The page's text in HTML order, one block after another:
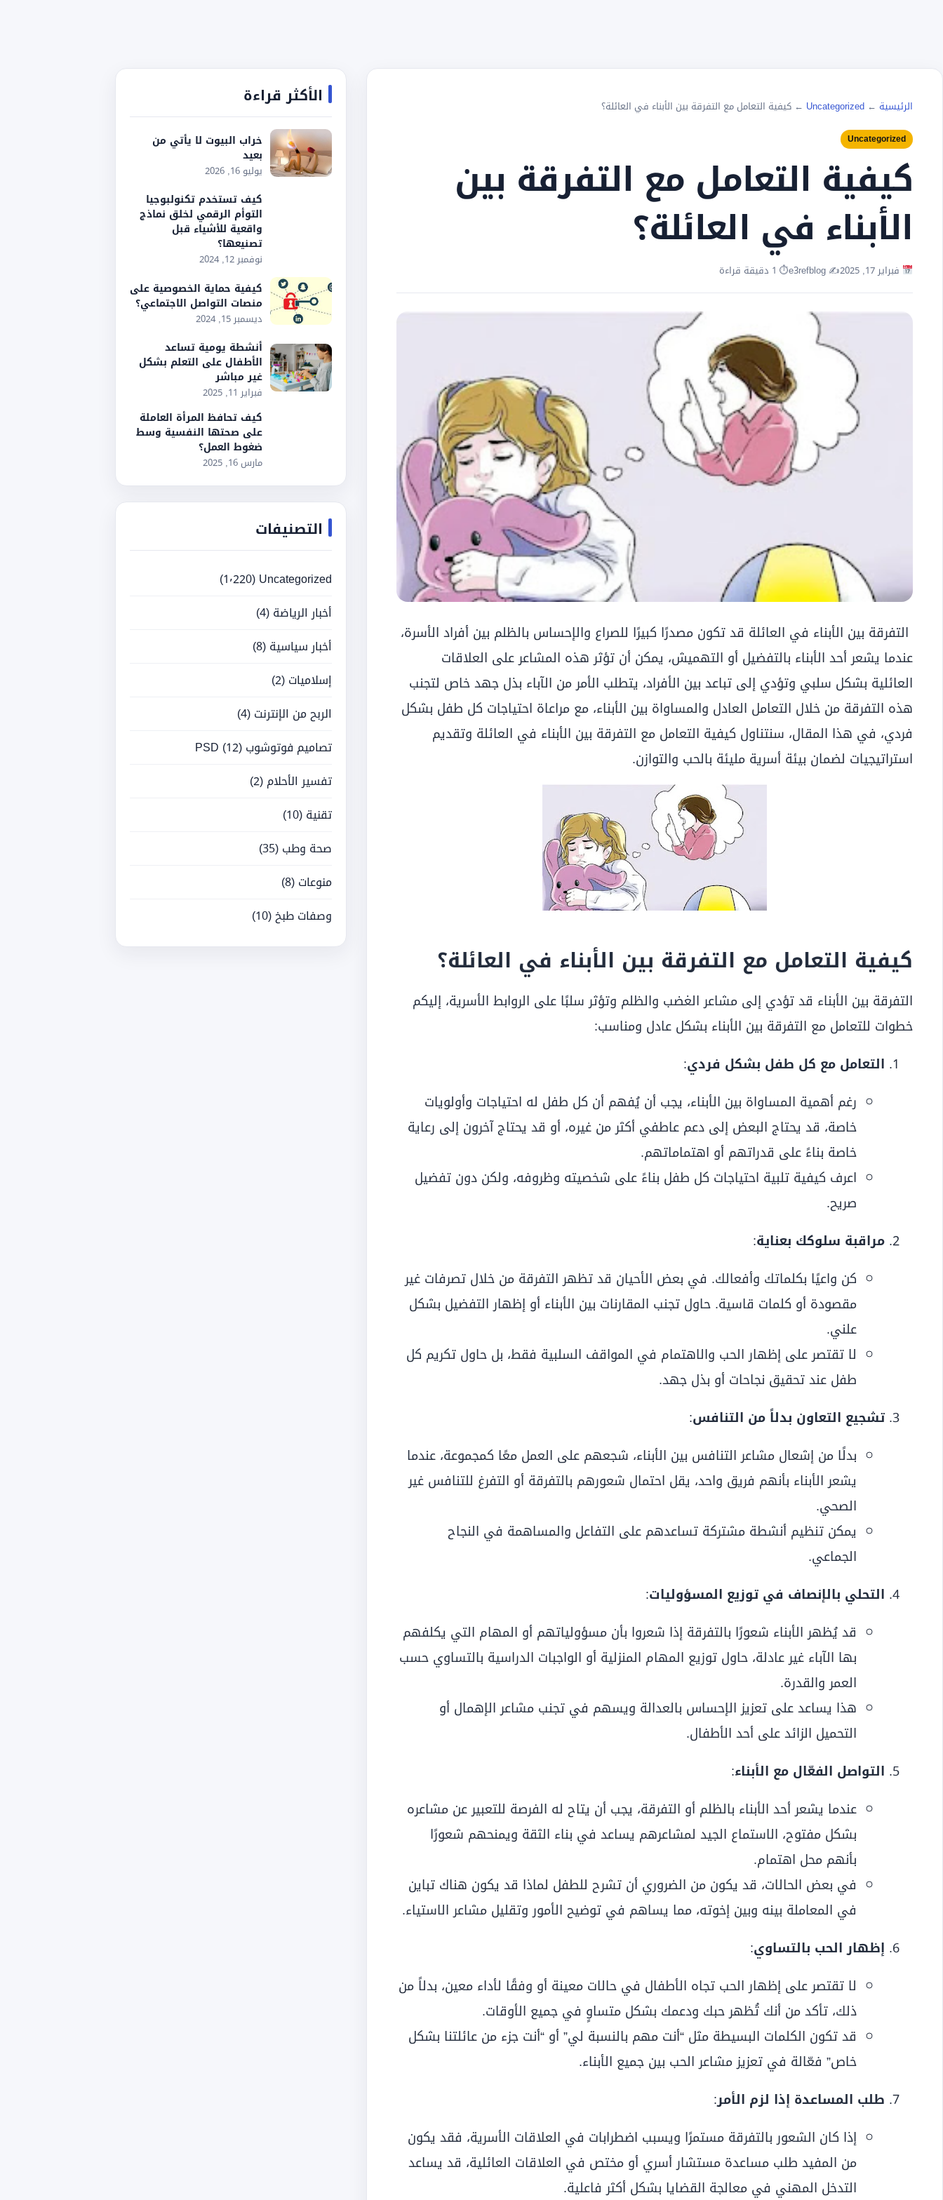
الرئيسية ←
Uncategorized
← كيفية التعامل مع التفرقة بين الأبناء في العائلة؟
Uncategorized
كيفية التعامل مع التفرقة بين
الأبناء في العائلة؟
فبراير 17, 2025 ✍️ e3refblog ⏱ 1 دقيقة قراءة
التفرقة بين الأبناء في العائلة قد تكون مصدرًا كبيرًا للصراع والإحساس بالظلم بين أفراد الأسرة،
عندما يشعر أحد الأبناء بالتفضيل أو التهميش، يمكن أن تؤثر هذه المشاعر على العلاقات
العائلية بشكل سلبي وتؤدي إلى تباعد بين الأفراد، يتطلب الأمر من الآباء بذل جهد خاص لتجنب
هذه التفرقة من خلال التعامل العادل والمساواة بين الأبناء، مع مراعاة احتياجات كل طفل بشكل
فردي، في هذا المقال، سنتناول كيفية التعامل مع التفرقة بين الأبناء في العائلة وتقديم
استراتيجيات لضمان بيئة أسرية مليئة بالحب والتوازن.
كيفية التعامل مع التفرقة بين الأبناء في العائلة؟
التفرقة بين الأبناء قد تؤدي إلى مشاعر الغضب والظلم وتؤثر سلبًا على الروابط الأسرية، إليكم
خطوات للتعامل مع التفرقة بين الأبناء بشكل عادل ومناسب:
التعامل مع كل طفل بشكل فردي:
رغم أهمية المساواة بين الأبناء، يجب أن يُفهم أن كل طفل له احتياجات وأولويات
خاصة، قد يحتاج البعض إلى دعم عاطفي أكثر من غيره، أو قد يحتاج آخرون إلى رعاية
خاصة بناءً على قدراتهم أو اهتماماتهم.
اعرف كيفية تلبية احتياجات كل طفل بناءً على شخصيته وظروفه، ولكن دون تفضيل
صريح.
مراقبة سلوكك بعناية:
كن واعيًا بكلماتك وأفعالك. في بعض الأحيان قد تظهر التفرقة من خلال تصرفات غير
مقصودة أو كلمات قاسية. حاول تجنب المقارنات بين الأبناء أو إظهار التفضيل بشكل
علني.
لا تقتصر على إظهار الحب والاهتمام في المواقف السلبية فقط، بل حاول تكريم كل
طفل عند تحقيق نجاحات أو بذل جهد.
تشجيع التعاون بدلاً من التنافس:
بدلًا من إشعال مشاعر التنافس بين الأبناء، شجعهم على العمل معًا كمجموعة، عندما
يشعر الأبناء بأنهم فريق واحد، يقل احتمال شعورهم بالتفرقة أو التفرغ للتنافس غير
الصحي.
يمكن تنظيم أنشطة مشتركة تساعدهم على التفاعل والمساهمة في النجاح
الجماعي.
التحلي بالإنصاف في توزيع المسؤوليات:
قد يُظهر الأبناء شعورًا بالتفرقة إذا شعروا بأن مسؤولياتهم أو المهام التي يكلفهم
بها الآباء غير عادلة، حاول توزيع المهام المنزلية أو الواجبات الدراسية بالتساوي حسب
العمر والقدرة.
هذا يساعد على تعزيز الإحساس بالعدالة ويسهم في تجنب مشاعر الإهمال أو
التحميل الزائد على أحد الأطفال.
التواصل الفعّال مع الأبناء:
عندما يشعر أحد الأبناء بالظلم أو التفرقة، يجب أن يتاح له الفرصة للتعبير عن مشاعره
بشكل مفتوح، الاستماع الجيد لمشاعرهم يساعد في بناء الثقة ويمنحهم شعورًا
بأنهم محل اهتمام.
في بعض الحالات، قد يكون من الضروري أن تشرح للطفل لماذا قد يكون هناك تباين
في المعاملة بينه وبين إخوته، مما يساهم في توضيح الأمور وتقليل مشاعر الاستياء.
إظهار الحب بالتساوي:
لا تقتصر على إظهار الحب تجاه الأطفال في حالات معينة أو وفقًا لأداء معين، بدلاً من
ذلك، تأكد من أنك تُظهر حبك ودعمك بشكل متساوٍ في جميع الأوقات.
قد تكون الكلمات البسيطة مثل “أنت مهم بالنسبة لي” أو “أنت جزء من عائلتنا بشكل
خاص” فعّالة في تعزيز مشاعر الحب بين جميع الأبناء.
طلب المساعدة إذا لزم الأمر:
إذا كان الشعور بالتفرقة مستمرًا ويسبب اضطرابات في العلاقات الأسرية، فقد يكون
من المفيد طلب مساعدة مستشار أسري أو مختص في العلاقات العائلية، قد يساعد
التدخل المهني في معالجة القضايا بشكل أكثر فاعلية.
الأكثر قراءة
خراب البيوت لا يأتي من
بعيد
يوليو 16, 2026
كيف تستخدم تكنولبوجيا
التوأم الرقمي لخلق نماذج
واقعية للأشياء قبل
تصنيعها؟
نوفمبر 12, 2024
كيفية حماية الخصوصية على
منصات التواصل الاجتماعي؟
ديسمبر 15, 2024
أنشطة يومية تساعد
الأطفال على التعلم بشكل
غير مباشر
فبراير 11, 2025
كيف تحافظ المرأة العاملة
على صحتها النفسية وسط
ضغوط العمل؟
مارس 16, 2025
التصنيفات
Uncategorized(1٬220)
أخبار الرياضة(4)
أخبار سياسية(8)
إسلاميات(2)
الربح من الإنترنت(4)
تصاميم فوتوشوب PSD(12)
تفسير الأحلام(2)
تقنية(10)
صحة وطب(35)
منوعات(8)
وصفات طبخ(10)